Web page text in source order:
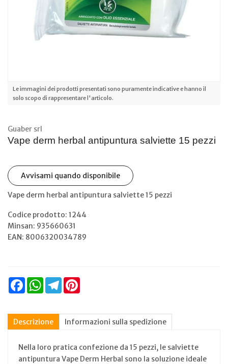
Le immagini dei prodotti presentati sono puramente indicative e hanno il
solo scopo di rappresentare l'articolo.
Guaber srl
Vape derm herbal antipuntura salviette 15 pezzi
Avvisami quando disponibile
Vape derm herbal antipuntura salviette 15 pezzi
Codice prodotto: 1244
Minsan: 935660631
EAN: 8006320034789
FacebookWhatsAppTelegram
Descrizione Informazioni sulla spedizione
Nella loro pratica confezione da 15 pezzi, le salviette
antipuntura Vape Derm Herbal sono la soluzione ideale